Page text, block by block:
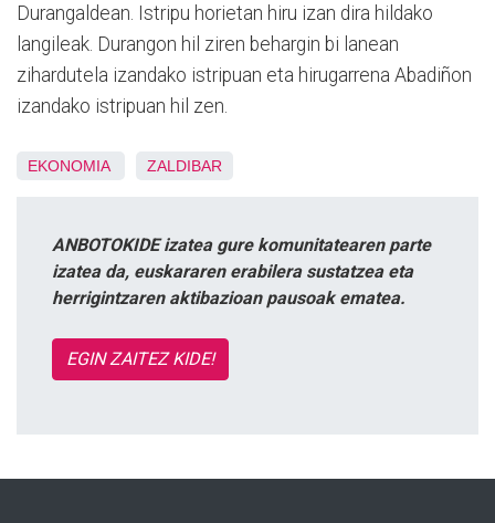
Durangaldean. Istripu horietan hiru izan dira hildako
langileak. Durangon hil ziren behargin bi lanean
zihardutela izandako istripuan eta hirugarrena Abadiñon
izandako istripuan hil zen.
EKONOMIA ZALDIBAR
ANBOTOKIDE izatea gure komunitatearen parte
izatea da, euskararen erabilera sustatzea eta
herrigintzaren aktibazioan pausoak ematea.
EGIN ZAITEZ KIDE!